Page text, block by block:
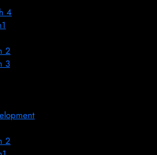
4
2
3
2